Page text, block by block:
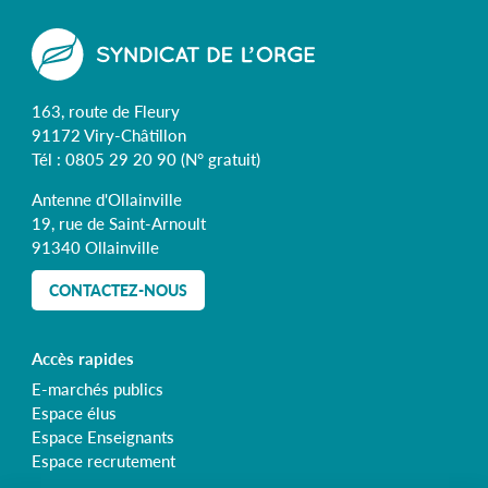
163, route de Fleury
91172 Viry-Châtillon
Tél : 0805 29 20 90(N° gratuit)
Antenne d'Ollainville
19, rue de Saint-Arnoult
91340 Ollainville
CONTACTEZ-NOUS
Accès rapides
E-marchés publics
Espace élus
Espace Enseignants
Espace recrutement